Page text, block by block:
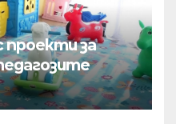
проекти за